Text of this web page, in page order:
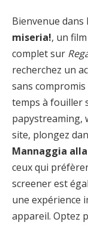
Bienvenue dans
miseria!, un
complet sur
recherchez un
sans
temps à fouiller
papystreaming,
site, plongez
Mannaggia
ceux qui
screener est
une expérience
appareil. Optez